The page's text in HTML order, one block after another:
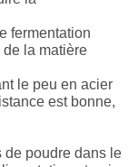
fermentation
la matière
le peu en acier
est bonne,
de poudre dans le